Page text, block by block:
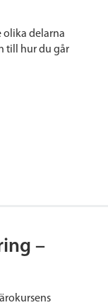
olika delarna
till hur du går
–